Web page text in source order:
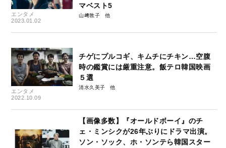
エンタメ
2023.01.02
マベスト5
山﨑敦子
エンタメ
2022.10.09
チゲにプルコギ、キムチにチキン…空腹
時の鑑賞には厳重注意。飯テロ韓国映画
５選
清水久美子
【画像多数】『オールドボーイ』のチ
ェ・ミンシクが26年ぶりにドラマ出演。
ソン・ソック、ホ・ソンテら韓国スター